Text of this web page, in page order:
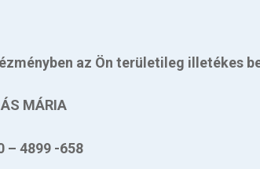
az Ön területileg illetékes
MÁRIA
– 4899 -658